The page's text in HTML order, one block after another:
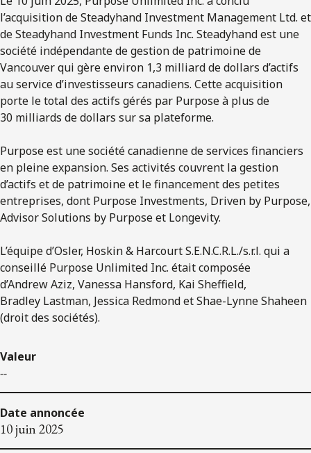
l’acquisition de Steadyhand Investment Management Ltd. et
de Steadyhand Investment Funds Inc. Steadyhand est une
société indépendante de gestion de patrimoine de
Vancouver qui gère environ 1,3 milliard de dollars d’actifs
au service d’investisseurs canadiens. Cette acquisition
porte le total des actifs gérés par Purpose à plus de
30 milliards de dollars sur sa plateforme.
Purpose est une société canadienne de services financiers
en pleine expansion. Ses activités couvrent la gestion
d’actifs et de patrimoine et le financement des petites
entreprises, dont Purpose Investments, Driven by Purpose,
Advisor Solutions by Purpose et Longevity.
L’équipe d’Osler, Hoskin & Harcourt S.E.N.C.R.L./s.r.l. qui a
conseillé Purpose Unlimited Inc. était composée
d’Andrew Aziz, Vanessa Hansford, Kai Sheffield,
Bradley Lastman, Jessica Redmond et Shae-Lynne Shaheen
(droit des sociétés).
Valeur
--
Date annoncée
10 juin 2025